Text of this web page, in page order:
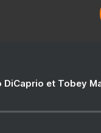
DiCaprio et Tobey